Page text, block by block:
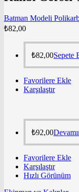
Batman Modeli
₺82,00
₺82,00Sepete
Favorilere Ekle
Karşılaştır
₺92,00
Favorilere Ekle
Karşılaştır
Hızlı Görünüm